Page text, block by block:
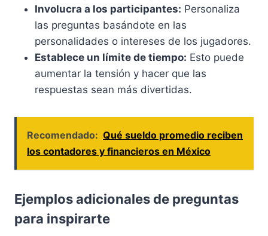
Involucra a los participantes: Personaliza
las preguntas basándote en las
personalidades o intereses de los jugadores.
Establece un límite de tiempo: Esto puede
aumentar la tensión y hacer que las
respuestas sean más divertidas.
Recomendado: Qué sueldo promedio reciben
los contadores y financieros en México
Ejemplos adicionales de preguntas
para inspirarte